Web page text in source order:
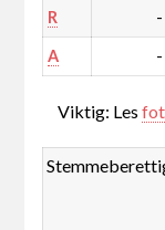
R -
A -
Viktig: Les